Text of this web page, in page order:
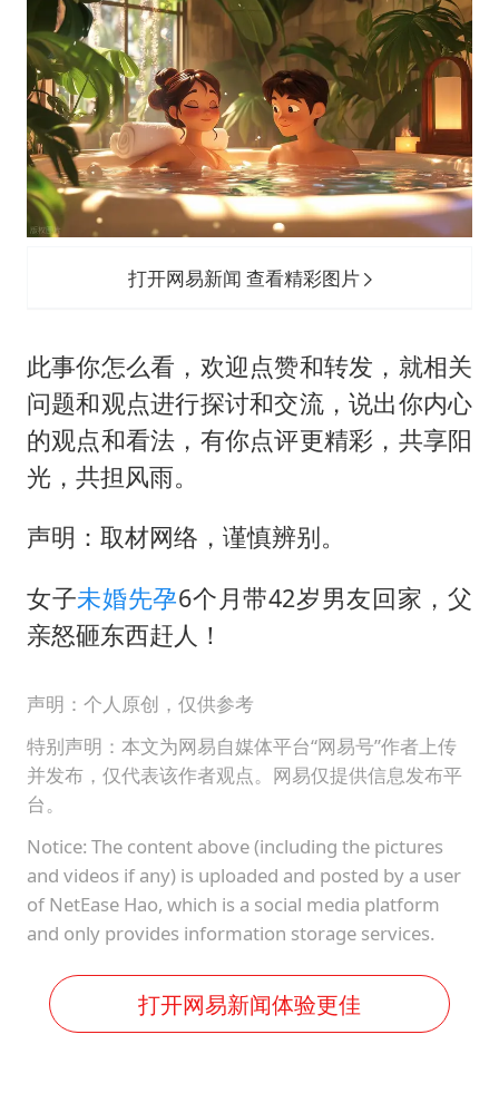
打开网易新闻 查看精彩图片
此事你怎么看，欢迎点赞和转发，就相关
问题和观点进行探讨和交流，说出你内心
的观点和看法，有你点评更精彩，共享阳
光，共担风雨。
声明：取材网络，谨慎辨别。
女子未婚先孕6个月带42岁男友回家，父
亲怒砸东西赶人！
声明：个人原创，仅供参考
特别声明：本文为网易自媒体平台“网易号”作者上传
并发布，仅代表该作者观点。网易仅提供信息发布平
台。
Notice: The content above (including the pictures
and videos if any) is uploaded and posted by a user
of NetEase Hao, which is a social media platform
and only provides information storage services.
打开网易新闻体验更佳